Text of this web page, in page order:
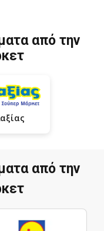
από την
από την